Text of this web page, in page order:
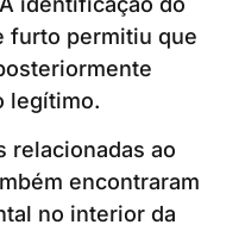
furto permitiu que
legítimo.
relacionadas ao
encontraram
no interior da